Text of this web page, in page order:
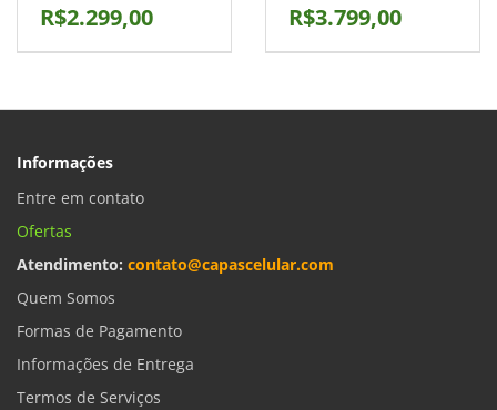
R$2.299,00 R$3.799,00
Informações
Entre em contato
Ofertas
Atendimento: contato@capascelular.com
Quem Somos
Formas de Pagamento
Informações de Entrega
Termos de Serviços